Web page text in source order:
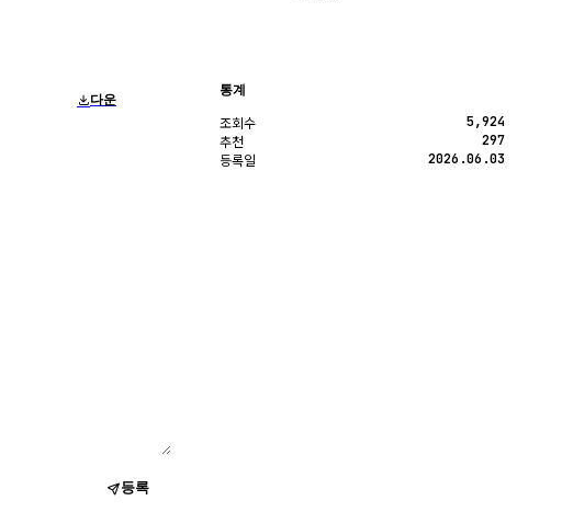
다운
등록
통계
조회수 5,924
추천 297
등록일 2026.06.03